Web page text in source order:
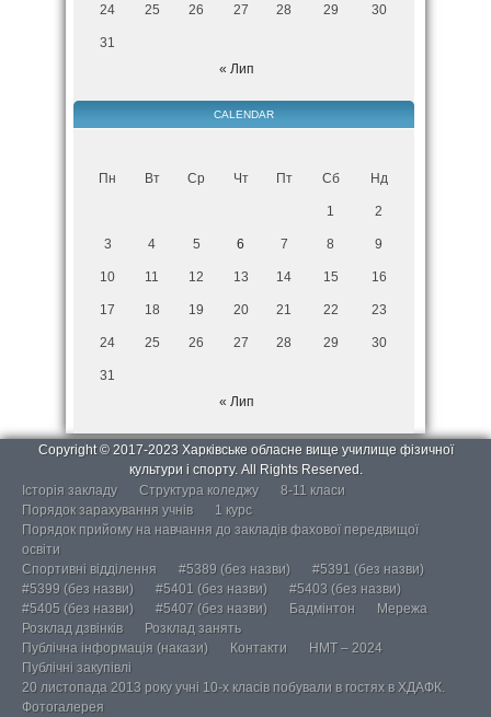
24 25 26 27 28 29 30
31
« Лип
CALENDAR
Пн Вт Ср Чт Пт Сб Нд
1 2
3 4 5 6 7 8 9
10 11 12 13 14 15 16
17 18 19 20 21 22 23
24 25 26 27 28 29 30
31
« Лип
Copyright © 2017-2023 Харківське обласне вище училище фізичної
культури і спорту. All Rights Reserved.
Історія закладу
Структура коледжу
8-11 класи
Порядок зарахування учнів
1 курс
Порядок прийому на навчання до закладів фахової передвищої
освіти
Спортивні відділення
#5389 (без назви)
#5391 (без назви)
#5399 (без назви)
#5401 (без назви)
#5403 (без назви)
#5405 (без назви)
#5407 (без назви) Бадмінтон
Мережа
Розклад дзвінків
Розклад занять
Публічна інформація (накази)
Контакти
НМТ – 2024
Публічні закупівлі
20 листопада 2013 року учні 10-х класів побували в гостях в ХДАФК.
Фотогалерея